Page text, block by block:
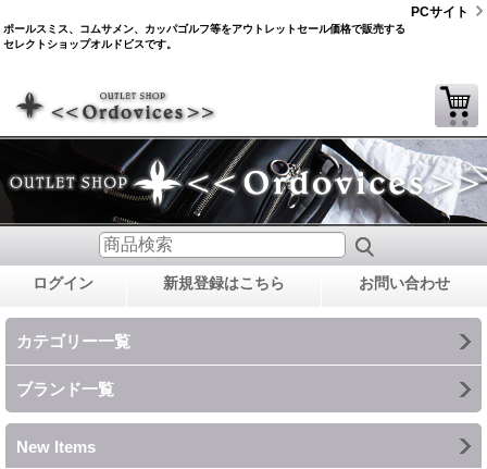
ポールスミス、コムサメン、カッパゴルフ等をアウトレットセール価格で販売する
セレクトショップオルドビスです。
PCサイト
ログイン 新規登録はこちら お問い合わせ
カテゴリー一覧
ブランド一覧
New Items